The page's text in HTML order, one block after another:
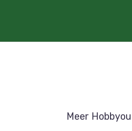
Meer Hobbyou